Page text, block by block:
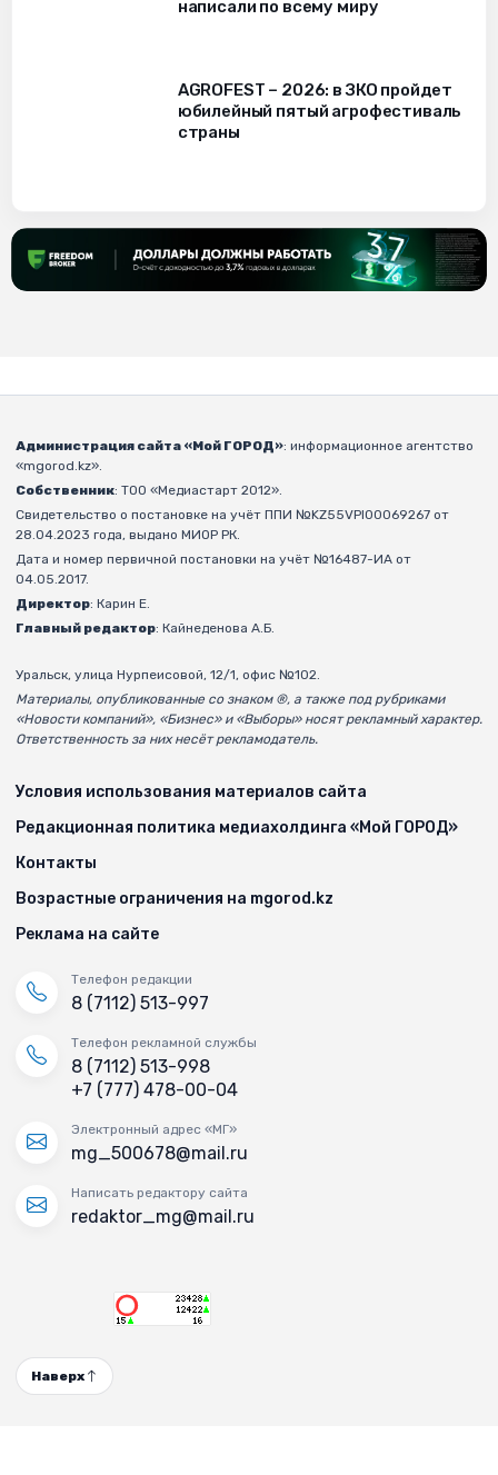
написали по всему миру
AGROFEST – 2026: в ЗКО пройдет
юбилейный пятый агрофестиваль
страны
Администрация сайта «Мой ГОРОД»: информационное агентство
«mgorod.kz».
Собственник: ТОО «Медиастарт 2012».
Свидетельство о постановке на учёт ППИ №KZ55VPI00069267 от
28.04.2023 года, выдано МИОР РК.
Дата и номер первичной постановки на учёт №16487-ИА от
04.05.2017.
Директор: Карин Е.
Главный редактор: Кайнеденова А.Б.
Уральск, улица Нурпеисовой, 12/1, офис №102.
Материалы, опубликованные со знаком ®, а также под рубриками
«Новости компаний», «Бизнес» и «Выборы» носят рекламный характер.
Ответственность за них несёт рекламодатель.
Условия использования материалов сайта
Редакционная политика медиахолдинга «Мой ГОРОД»
Контакты
Возрастные ограничения на mgorod.kz
Реклама на сайте
Телефон редакции
8 (7112) 513-997
Телефон рекламной службы
8 (7112) 513-998
+7 (777) 478-00-04
Электронный адрес «МГ»
mg_500678@mail.ru
Написать редактору сайта
redaktor_mg@mail.ru
Наверх